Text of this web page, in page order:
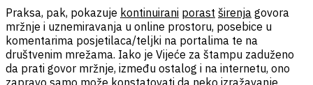
Praksa, pak, pokazuje kontinuirani porast širenja govora
mržnje i uznemiravanja u online prostoru, posebice u
komentarima posjetilaca/teljki na portalima te na
društvenim mrežama. Iako je Vijeće za štampu zaduženo
da prati govor mržnje, između ostalog i na internetu, ono